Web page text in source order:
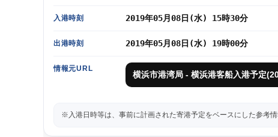
入港時刻 2019年05月08日(水) 15時30分
出港時刻 2019年05月08日(水) 19時00分
情報元URL
横浜市港湾局 - 横浜港客船入港予定
※入港日時等は、事前に計画された寄港予定をベースにした参考